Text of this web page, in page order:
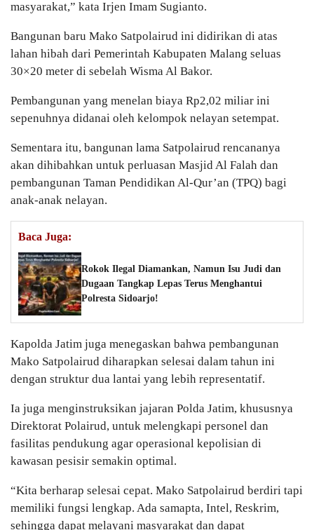
masyarakat,” kata Irjen Imam Sugianto.
Bangunan baru Mako Satpolairud ini didirikan di atas
lahan hibah dari Pemerintah Kabupaten Malang seluas
30×20 meter di sebelah Wisma Al Bakor.
Pembangunan yang menelan biaya Rp2,02 miliar ini
sepenuhnya didanai oleh kelompok nelayan setempat.
Sementara itu, bangunan lama Satpolairud rencananya
akan dihibahkan untuk perluasan Masjid Al Falah dan
pembangunan Taman Pendidikan Al-Qur’an (TPQ) bagi
anak-anak nelayan.
Baca Juga:
Rokok Ilegal Diamankan, Namun Isu Judi dan
Dugaan Tangkap Lepas Terus Menghantui
Polresta Sidoarjo!
Kapolda Jatim juga menegaskan bahwa pembangunan
Mako Satpolairud diharapkan selesai dalam tahun ini
dengan struktur dua lantai yang lebih representatif.
Ia juga menginstruksikan jajaran Polda Jatim, khususnya
Direktorat Polairud, untuk melengkapi personel dan
fasilitas pendukung agar operasional kepolisian di
kawasan pesisir semakin optimal.
“Kita berharap selesai cepat. Mako Satpolairud berdiri tapi
memiliki fungsi lengkap. Ada samapta, Intel, Reskrim,
sehingga dapat melayani masyarakat dan dapat